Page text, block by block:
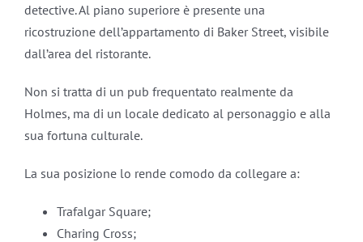
detective. Al piano superiore è presente una
ricostruzione dell’appartamento di Baker Street, visibile
dall’area del ristorante.
Non si tratta di un pub frequentato realmente da
Holmes, ma di un locale dedicato al personaggio e alla
sua fortuna culturale.
La sua posizione lo rende comodo da collegare a:
Trafalgar Square;
Charing Cross;